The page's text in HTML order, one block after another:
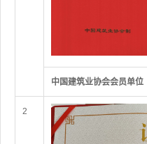
中国建筑业协会会员单位
2